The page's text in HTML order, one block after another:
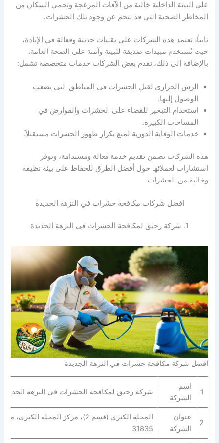
على البيئة الداخلية خالية من الآفات المزعجة وتحمي السكان من
المخاطر الصحية التي قد تنجم عن وجود تلك الحشرات.
ثانياً، تعتمد هذه الشركات على تقنيات حديثة وفعالة في الإبادة،
حيث تُستخدم مبيدات صديقة للبيئة وآمنة على الصحة العامة.
بالإضافة إلى ذلك، تقدم بعض الشركات خدمات متخصصة تشمل:
الرش الحراري لقتل الحشرات في المناطق التي يصعب
الوصول إليها.
استخدام التبخير للقضاء على الحشرات والقوارض في
المساحات الكبيرة.
خدمات الوقاية الدورية لمنع تكرار ظهور الحشرات مستقبلاً.
هذه الشركات تضمن تقديم خدمة فعالة ومستدامة، وتوفر
استشارات لعملائها حول أفضل الطرق للحفاظ على بيئة نظيفة
وخالية من الحشرات.
افضل شركات مكافحة حشرات في النزهة الجديدة
1. شركة رحيق لمكافحة الحشرات في النزهة الجديدة
افضل شركة مكافحة حشرات في النزهة الجديدة
1
اسم
الشركة
شركة رحيق لمكافحة الحشرات في النزهة الجديدة
2
عنوان
الشركة
المحلة الكبرى (قسم 2)، مركز المحله
31835